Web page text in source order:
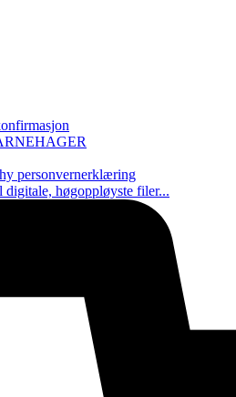
personvernerklæring
høgoppløyste filer...